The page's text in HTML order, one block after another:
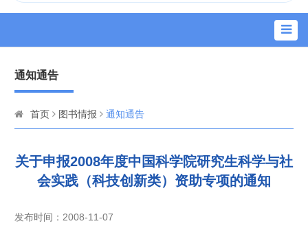
通知通告
首页 图书情报 通知通告
关于申报2008年度中国科学院研究生科学与社
会实践（科技创新类）资助专项的通知
发布时间：2008-11-07